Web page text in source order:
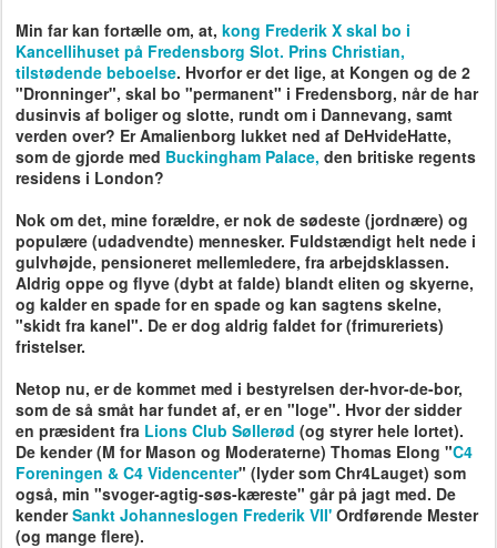
Min far kan fortælle om, at, kong Frederik X skal bo i
Kancellihuset på Fredensborg Slot. Prins Christian,
tilstødende beboelse. Hvorfor er det lige, at Kongen og de 2
"Dronninger", skal bo "permanent" i Fredensborg, når de har
dusinvis af boliger og slotte, rundt om i Dannevang, samt
verden over? Er Amalienborg lukket ned af DeHvideHatte,
som de gjorde med Buckingham Palace, den britiske regents
residens i London?
Nok om det, mine forældre, er nok de sødeste (jordnære) og
populære (udadvendte) mennesker. Fuldstændigt helt nede i
gulvhøjde, pensioneret mellemledere, fra arbejdsklassen.
Aldrig oppe og flyve (dybt at falde) blandt eliten og skyerne,
og kalder en spade for en spade og kan sagtens skelne,
"skidt fra kanel". De er dog aldrig faldet for (frimureriets)
fristelser.
Netop nu, er de kommet med i bestyrelsen der-hvor-de-bor,
som de så småt har fundet af, er en "loge". Hvor der sidder
en præsident fra Lions Club Søllerød (og styrer hele lortet).
De kender (M for Mason og Moderaterne) Thomas Elong "C4
Foreningen & C4 Videncenter" (lyder som Chr4Lauget) som
også, min "svoger-agtig-søs-kæreste" går på jagt med. De
kenderSankt Johanneslogen Frederik VII' Ordførende Mester
(og mange flere).